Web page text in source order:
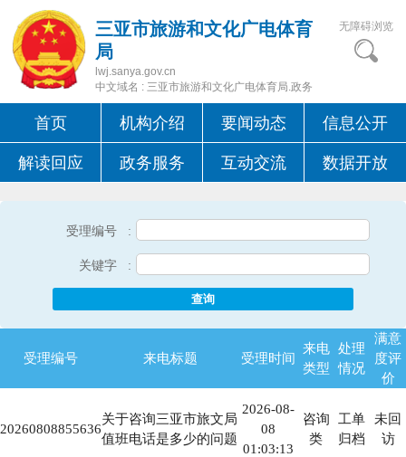
三亚市旅游和文化广电体育
局
lwj.sanya.gov.cn
中文域名 : 三亚市旅游和文化广电体育局.政务
无障碍浏览
首页 机构介绍 要闻动态 信息公开
解读回应 政务服务 互动交流 数据开放
受理编号 :
关键字 :
查询
受理编号 来电标题 受理时间
来电
类型
处理
情况
满意
度评
价
20260808855636
关于咨询三亚市旅文局
值班电话是多少的问题
2026-08-
08
01:03:13
咨询
类
工单
归档
未回
访